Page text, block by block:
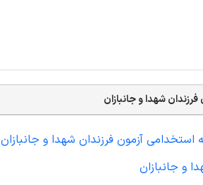
شهدا و جانبازان
استخدامی آزمون فرزندان شهدا و جانبازان
و جانبازان